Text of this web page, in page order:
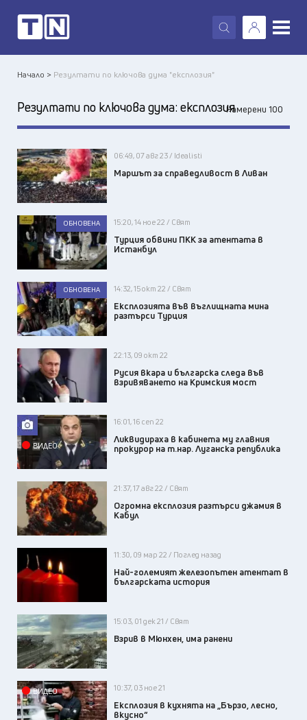
X
Начало > Резултати по ключова дума "експлозия"
Резултати по ключова дума: експлозияНамерени 100
06:49, 07 авг 23 / Idealisti
Маршът за справедливост в Ливан
ОБНОВЕНА 15:20, 14 ное 22 / Свят
Турция обвини ПКК за атентата в
Истанбул
ОБНОВЕНА 14:32, 15 окт 22 / Свят
Експлозията във въглищната мина
разтърси Турция
22:13, 09 окт 22
Русия вкара и българска следа във
взривяването на Кримския мост
ВИДЕО
16:01, 16 сеп 22
Ликвидираха в кабинета му главния
прокурор на т.нар. Луганска република
21:37, 17 авг 22 / Свят
Огромна експлозия разтърси джамия в
Кабул
11:30, 09 мар 22 / Поглед назад
Най-големият железопътен атентат в
българската история
15:03, 01 дек 21 / Свят
Взрив в Мюнхен, има ранени
ВИДЕО 10:37, 03 ное 21
Експлозия в кухнята на „Бързо, лесно,
вкусно“